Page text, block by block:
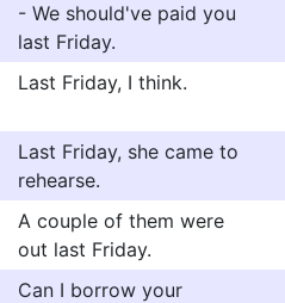
- We should've paid you
last Friday.
Last Friday, I think.
Last Friday, she came to
rehearse.
A couple of them were
out last Friday.
Can I borrow your